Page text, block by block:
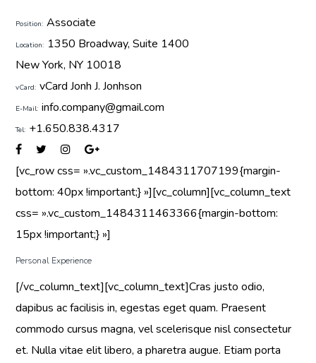
Position: Associate
Location: 1350 Broadway, Suite 1400
New York, NY 10018
vCard: vCard Jonh J. Jonhson
E-Mail: info.company@gmail.com
Tel: +1.650.838.4317
[vc_row css= ».vc_custom_1484311707199{margin-
bottom: 40px !important;} »][vc_column][vc_column_text
css= ».vc_custom_1484311463366{margin-bottom:
15px !important;} »]
Personal Experience
[/vc_column_text][vc_column_text]Cras justo odio,
dapibus ac facilisis in, egestas eget quam. Praesent
commodo cursus magna, vel scelerisque nisl consectetur
et. Nulla vitae elit libero, a pharetra augue. Etiam porta